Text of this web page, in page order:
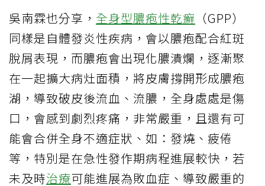
吳南霖也分享， 全身型膿疱性乾癬 （GPP）
同樣是自體發炎性疾病，會以膿疱配合紅斑
脫屑表現，而膿疱會出現化膿潰爛，逐漸聚
在一起擴大病灶面積，將皮膚撐開形成膿疱
湖，導致破皮後流血、流膿，全身處處是傷
口，會感到劇烈疼痛，非常嚴重，且還有可
能會合併全身不適症狀、如：發燒、疲倦
等，特別是在急性發作期病程進展較快，若
未及時治療可能進展為敗血症、導致嚴重的